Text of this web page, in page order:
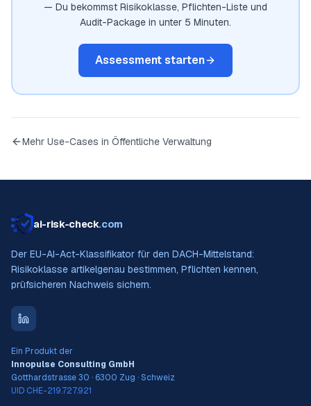
— Du bekommst Risikoklasse, Pflichten-Liste und
Audit-Package in unter 5 Minuten.
Assessment starten
Mehr Use-Cases in Öffentliche Verwaltung
ai-risk-check.com
Der EU-AI-Act-Klassifikator für den DACH-Mittelstand:
Risikoklasse artikelgenau bestimmen, Pflichten kennen,
prüfsicheren Nachweis sichern.
Ein Produkt der
Innopulse Consulting GmbH
Gotthardstrasse 30 · 6300 Zug · Schweiz
UID CHE-219.727.921